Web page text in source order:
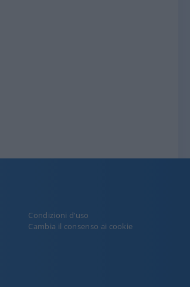
Condizioni d’uso
Cambia il consenso ai cookie